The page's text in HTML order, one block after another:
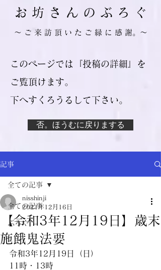
お 坊 さ ん の ぶ ろ ぐ
​～ ご 来 訪 頂 い た ご 縁 に 感 謝。～
このページでは『投稿の詳細』を
ご覧頂けます。
​下へすくろうるして下さい。
否。ほうむに戻りまする
記事
全ての記事
ぶろぐ
全ての記事
【令和3年12月19日】歳末
施餓鬼法要
nisshinji
2021年12月16日
令和3年12月19日（日）
11時・13時